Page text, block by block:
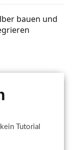
bauen und
Tutorial